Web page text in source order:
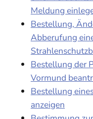
Meldung
Bestellung,
Abberufung
Bestellung der
Vormund
Bestellung
anzeigen